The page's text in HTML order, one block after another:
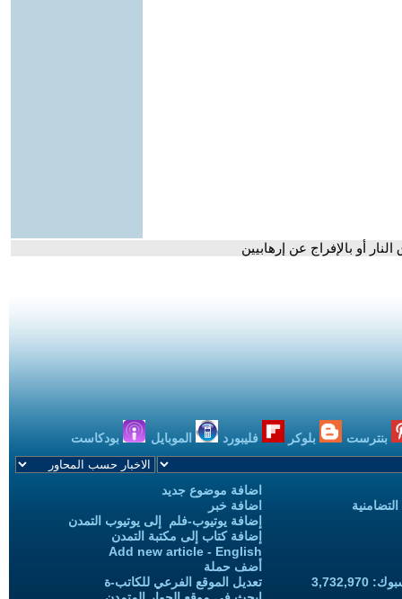
أو بالإفراج عن إرهابيين
بنترست بلوكر فليبورد الموبايل بودكاست
اضافة موضوع جديد
اضافة خبر
إضافة يوتيوب-فلم إلى يوتيوب التمدن
إضافة كتاب إلى مكتبة التمدن
Add new article - English
أضف حملة
تعديل الموقع الفرعي للكاتب-ة